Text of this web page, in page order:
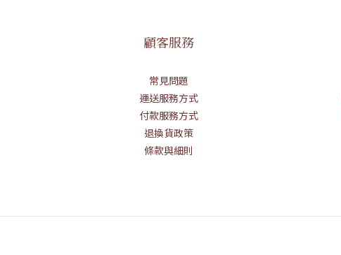
顧客服務
常見問題
運送服務方式
付款服務方式
退換貨政策
條款與細則